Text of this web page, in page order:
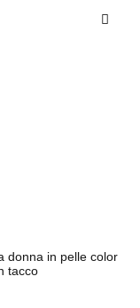
donna in pelle color
tacco